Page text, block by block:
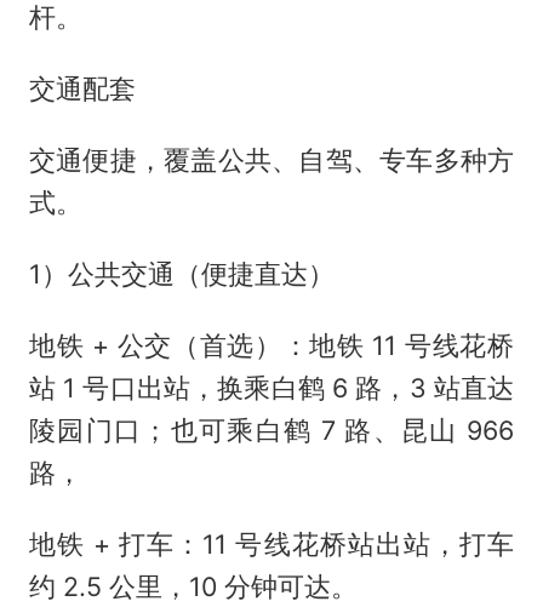
杆。
交通配套
交通便捷，覆盖公共、自驾、专车多种方
式。
1）公共交通（便捷直达）
地铁 + 公交（首选）：地铁 11 号线花桥
站 1 号口出站，换乘白鹤 6 路，3 站直达
陵园门口；也可乘白鹤 7 路、昆山 966
路，
地铁 + 打车：11 号线花桥站出站，打车
约 2.5 公里，10 分钟可达。